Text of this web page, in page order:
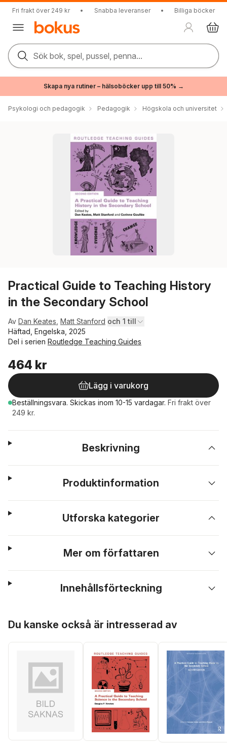
Fri frakt över 249 kr • Snabba leveranser • Billiga böcker
Sök bok, spel, pussel, penna...
Skapa nya rutiner – hälsoböcker upp till 50% →
Psykologi och pedagogik Pedagogik Högskola och universitet
Practical Guide to Teaching History
in the Secondary School
Av Dan Keates Matt Stanford och 1 till
Häftad, Engelska, 2025
Del i serien Routledge Teaching Guides
464 kr
Lägg i varukorg
Beställningsvara. Skickas inom 10-15 vardagar. Fri frakt över
249 kr.
Beskrivning
Produktinformation
Utforska kategorier
Mer om författaren
Innehållsförteckning
Du kanske också är intresserad av